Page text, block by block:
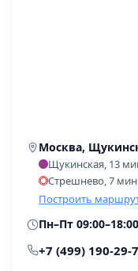
Москва,
Щукинская, 13
Стрешнево, 7 мин
Построить
Пн–Пт 09:00–18:00
+7 (499) 190-29-